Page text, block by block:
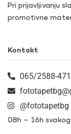
Pri prijavljivanju
promotivne
Kontakt
065/2588-471
@fototapetbg
08h – 16h